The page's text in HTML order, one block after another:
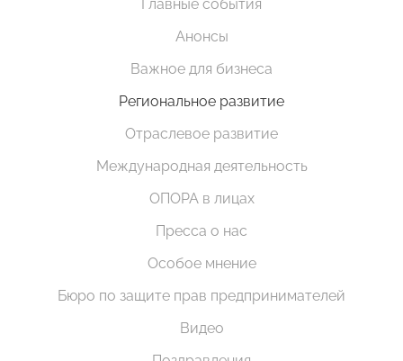
Главные события
Анонсы
Важное для бизнеса
Региональное развитие
Отраслевое развитие
Международная деятельность
ОПОРА в лицах
Пресса о нас
Особое мнение
Бюро по защите прав предпринимателей
Видео